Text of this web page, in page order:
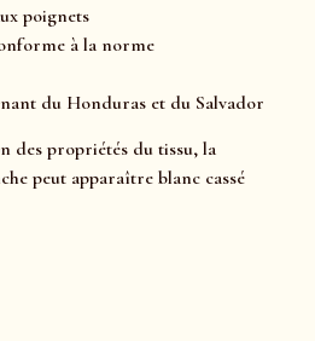
poignets
à la norme
du Honduras et du Salvador
des propriétés du tissu, la
peut apparaître blanc cassé